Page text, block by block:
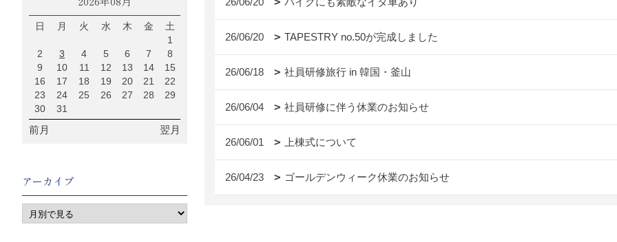
26/06/20 TAPESTRY no.50が完成しました
26/06/18 社員研修旅行 in 韓国・釜山
26/06/04 社員研修に伴う休業のお知らせ
26/06/01 上棟式について
26/04/23 ゴールデンウィーク休業のお知らせ
日 月 火 水 木 金
土
1
2
3 4 5 6 7
8
9
10 11 12 13 14
15
16
17 18 19 20 21
22
23
24 25 26 27 28
29
30
31
前月 翌月
アーカイブ